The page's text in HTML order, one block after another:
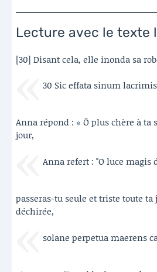
Lecture avec le texte
[30] Disant cela, elle inonda sa
30 Sic effata sinum
Anna répond : « Ô plus chère à
jour,
Anna refert : "O luce magis
passeras-tu seule et triste toute ta
déchirée,
solane perpetua maerens